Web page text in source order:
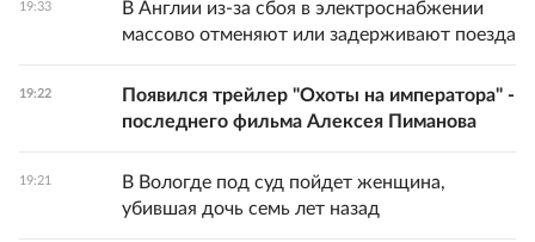
19:33
В Англии из-за сбоя в электроснабжении
массово отменяют или задерживают поезда
19:22
Появился трейлер "Охоты на императора" -
последнего фильма Алексея Пиманова
19:21
В Вологде под суд пойдет женщина,
убившая дочь семь лет назад